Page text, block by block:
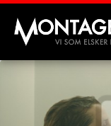
Montages